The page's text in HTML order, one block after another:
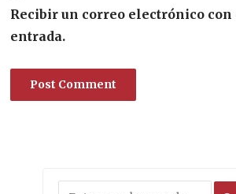
Recibir un correo electrónico con
entrada.